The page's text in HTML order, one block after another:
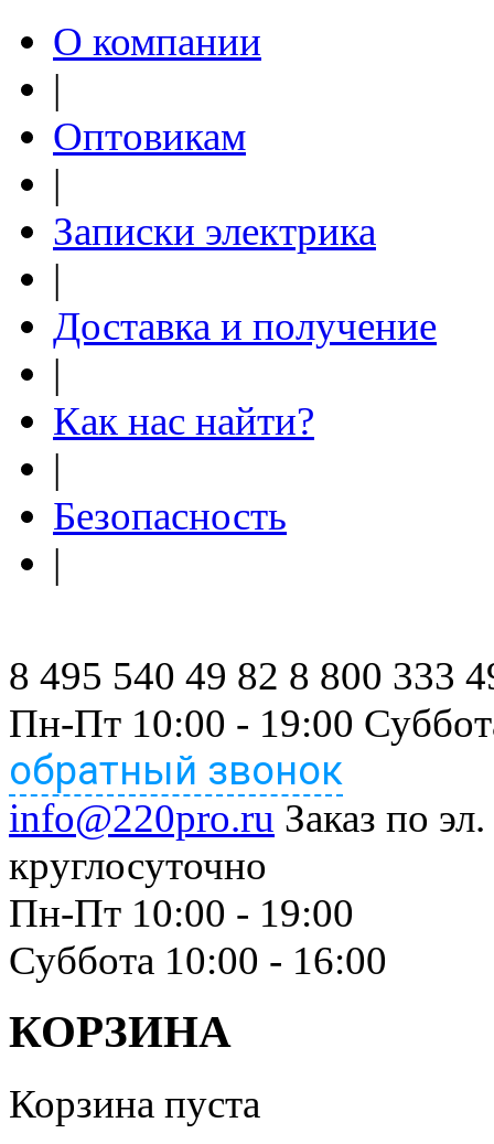
О компании
|
Оптовикам
|
Записки электрика
|
Доставка и получение
|
Как нас найти?
|
Безопасность
|
8 495 540 49 82 8 800 333
Пн-Пт 10:00 - 19:00
обратный звонок
info@220pro.ru Заказ по
круглосуточно
Пн-Пт 10:00 - 19:00
Суббота 10:00 - 16:00
КОРЗИНА
Корзина пуста